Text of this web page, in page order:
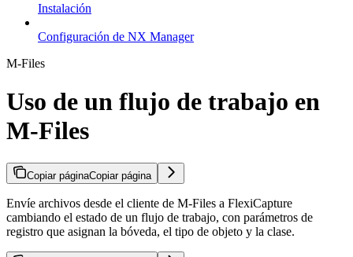
Instalación
Configuración de NX Manager
M-Files
Uso de un flujo de trabajo en
M-Files
Copiar páginaCopiar página
Envíe archivos desde el cliente de M-Files a FlexiCapture
cambiando el estado de un flujo de trabajo, con parámetros de
registro que asignan la bóveda, el tipo de objeto y la clase.